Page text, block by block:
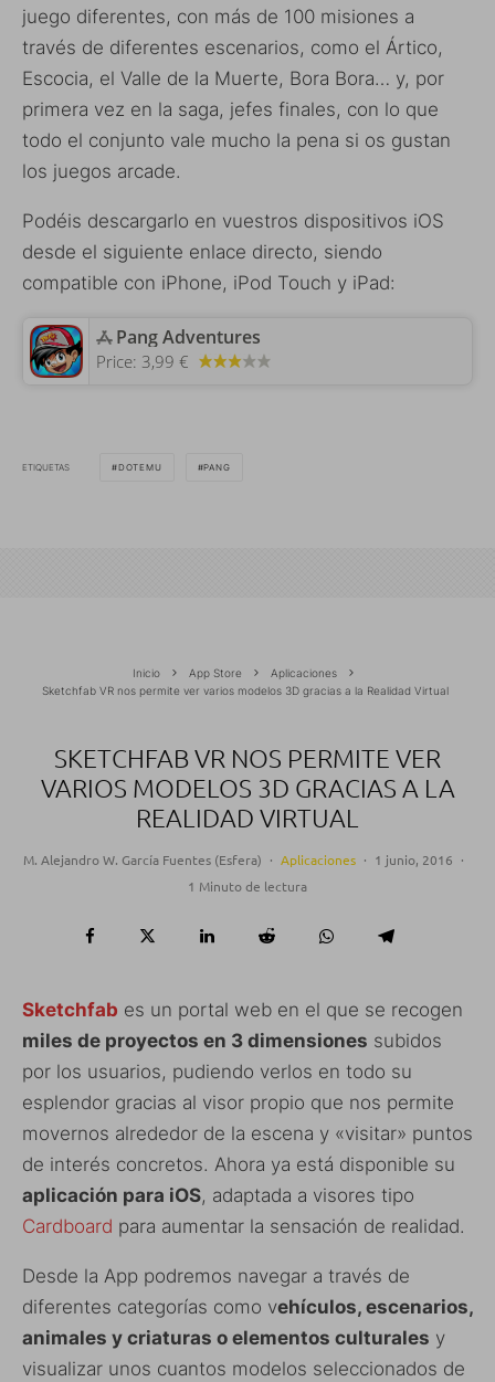
juego diferentes, con más de 100 misiones a
través de diferentes escenarios, como el Ártico,
Escocia, el Valle de la Muerte, Bora Bora… y, por
primera vez en la saga, jefes finales, con lo que
todo el conjunto vale mucho la pena si os gustan
los juegos arcade.
Podéis descargarlo en vuestros dispositivos iOS
desde el siguiente enlace directo, siendo
compatible con iPhone, iPod Touch y iPad:
‎Pang Adventures
Price: 3,99 €
ETIQUETAS DOTEMU PANG
Inicio App Store
Aplicaciones
Sketchfab VR nos permite ver varios modelos 3D gracias a la Realidad Virtual
SKETCHFAB VR NOS PERMITE VER
VARIOS MODELOS 3D GRACIAS A LA
REALIDAD VIRTUAL
M. Alejandro W. García Fuentes (Esfera) · Aplicaciones · 1 junio, 2016 ·
1 Minuto de lectura
Sketchfab es un portal web en el que se recogen
miles de proyectos en 3 dimensiones subidos
por los usuarios, pudiendo verlos en todo su
esplendor gracias al visor propio que nos permite
movernos alrededor de la escena y «visitar» puntos
de interés concretos. Ahora ya está disponible su
aplicación para iOS, adaptada a visores tipo
Cardboard para aumentar la sensación de realidad.
Desde la App podremos navegar a través de
diferentes categorías como vehículos, escenarios,
animales y criaturas o elementos culturales y
visualizar unos cuantos modelos seleccionados de